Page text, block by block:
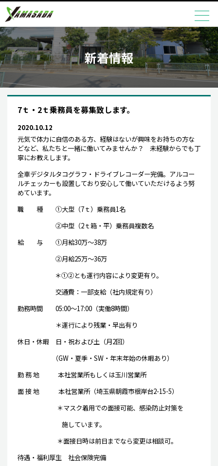
新着情報
7ｔ・2ｔ乗務員を募集致します。
2020.10.12
元気で体力に自信のある方、経験はないが興味をお持ちの方な
どなど、私たちと一緒に働いてみませんか？ 未経験からでも丁
寧にお教えします。
全車デジタルタコグラフ・ドライブレコーダー完備。アルコー
ルチェッカーも設置しており安心して働いていただけるよう努
めています。
職 種 ①大型（7ｔ）乗務員1名
②中型（2ｔ箱・平）乗務員複数名
給 与 ①月給30万～38万
②月給25万～36万
＊①②とも運行内容により変更有り。
交通費：一部支給（社内規定有り）
勤務時間 05:00～17:00（実働8時間）
＊運行により残業・早出有り
休日・休暇 日・祝および土（月2回）
（GW・夏季・SW・年末年始の休暇あり）
勤 務 地 本社営業所もしくは玉川営業所
面 接 地 本社営業所（埼玉県朝霞市根岸台2-15-5）
＊マスク着用での面接可能、感染防止対策を
施しています。
＊面接日時は前日までなら変更は相談可。
待遇・福利厚生 社会保険完備